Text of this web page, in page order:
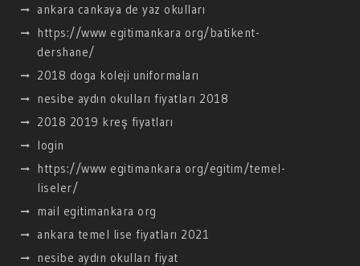
ankara cankaya de yaz okulları
https://www egitimankara org/batikent-
dershane/
2018 doga koleji uniformaları
nesibe aydın okulları fiyatları 2018
2018 2019 kreş fiyatları
login
https://www egitimankara org/egitim/temel-
liseler/
mail egitimankara org
ankara temel lise fiyatları 2021
nesibe aydın okulları fiyat